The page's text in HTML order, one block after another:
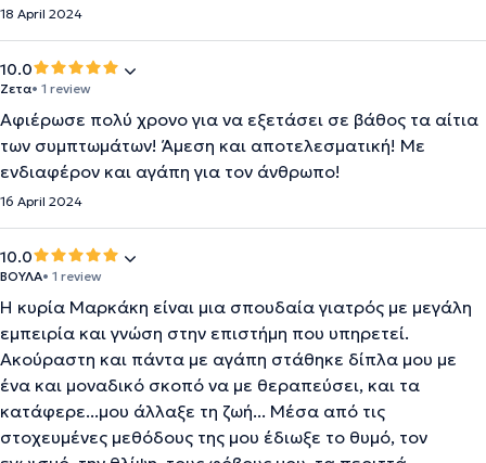
18 April 2024
10.0
Ζετα• 1 review
Αφιέρωσε πολύ χρονο για να εξετάσει σε βάθος τα αίτια
των συμπτωμάτων! Άμεση και αποτελεσματική! Με
ενδιαφέρον και αγάπη για τον άνθρωπο!
16 April 2024
10.0
ΒΟΥΛΑ• 1 review
Η κυρία Μαρκάκη είναι μια σπουδαία γιατρός με μεγάλη
εμπειρία και γνώση στην επιστήμη που υπηρετεί.
Ακούραστη και πάντα με αγάπη στάθηκε δίπλα μου με
ένα και μοναδικό σκοπό να με θεραπεύσει, και τα
κατάφερε...μου άλλαξε τη ζωή... Μέσα από τις
στοχευμένες μεθόδους της μου έδιωξε το θυμό, τον